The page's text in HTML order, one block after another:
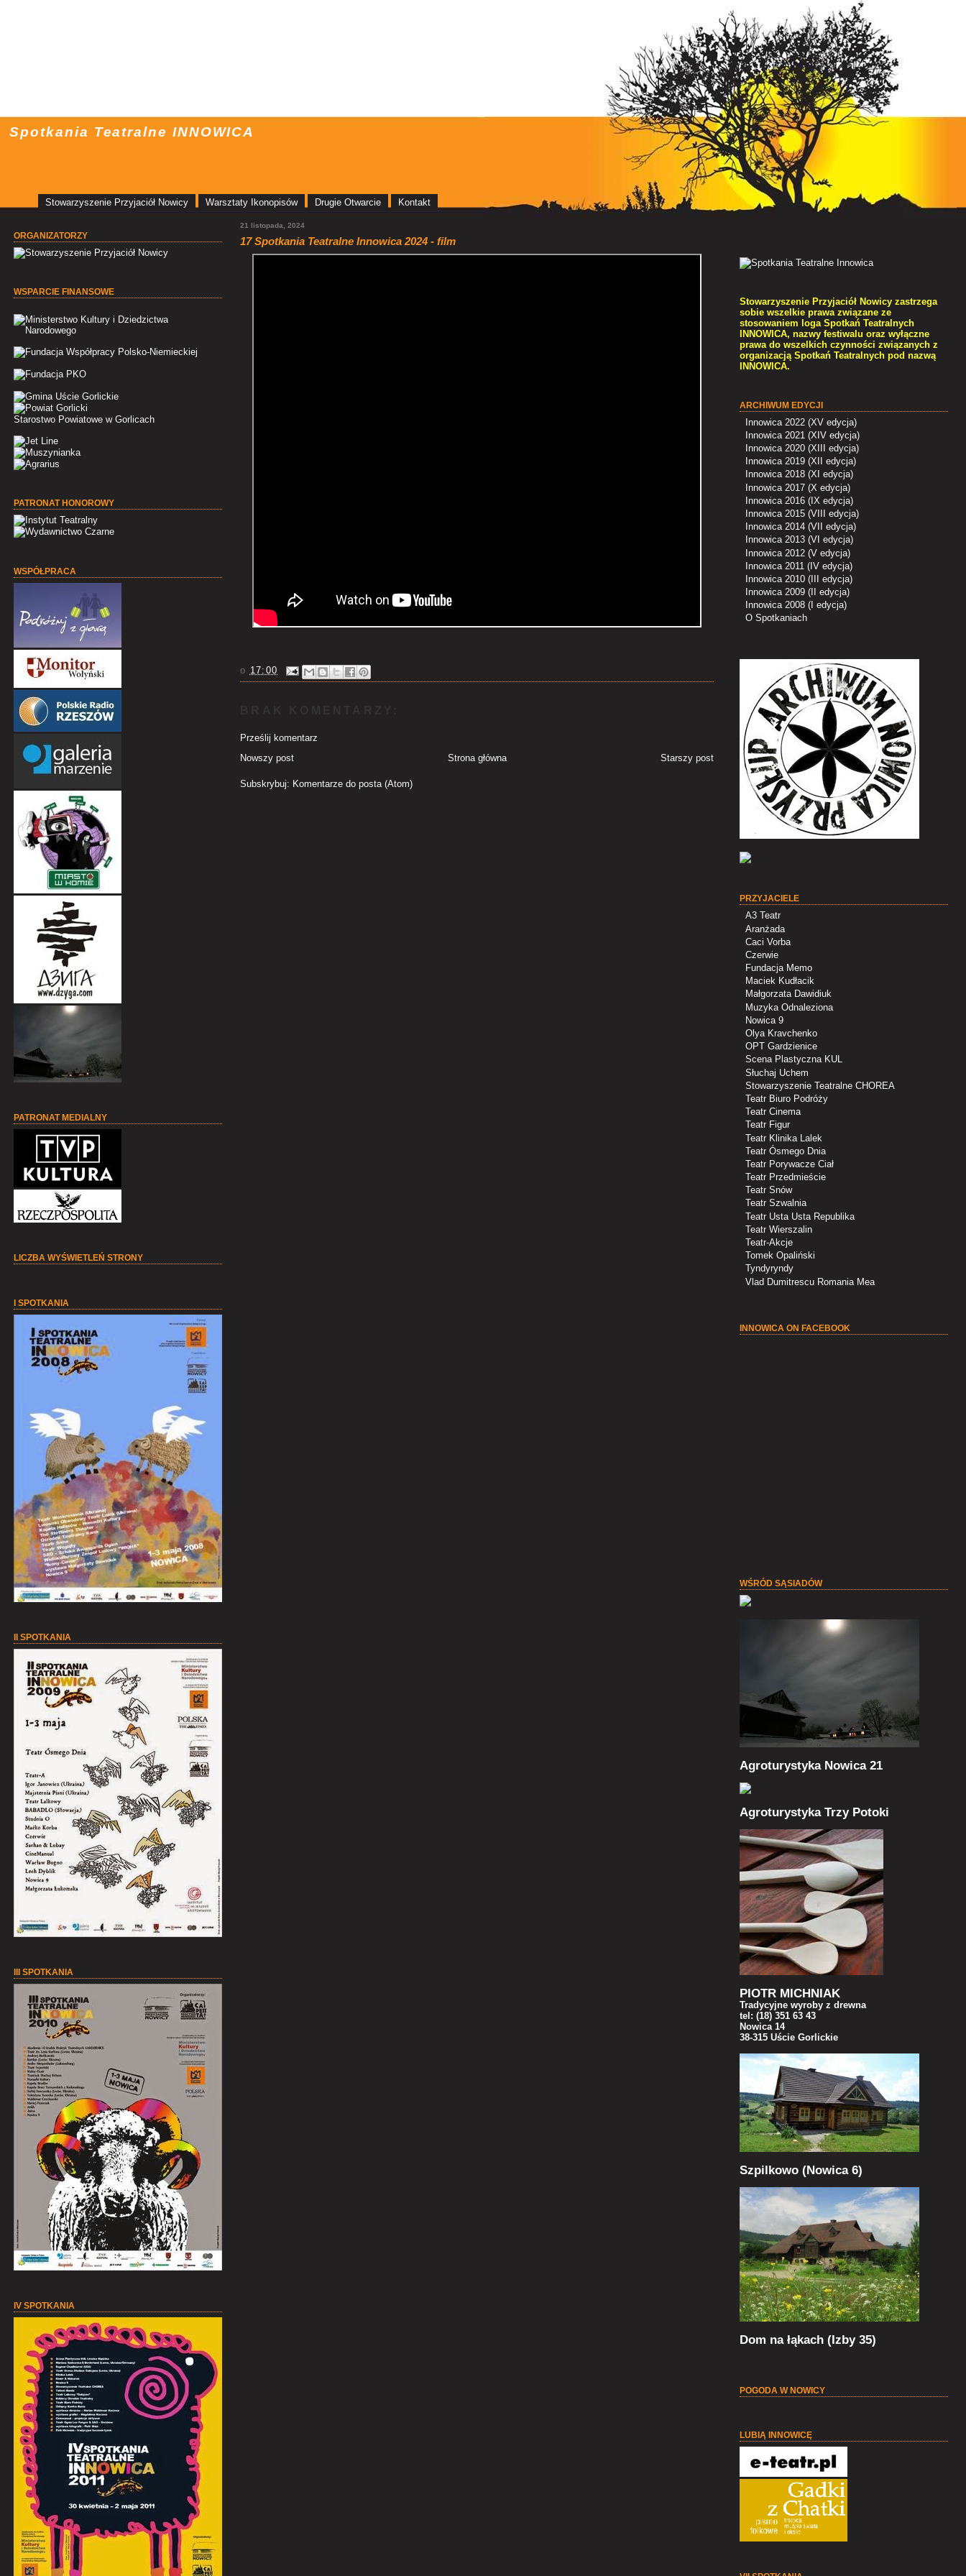
Spotkania Teatralne INNOWICA
Stowarzyszenie Przyjaciół Nowicy Warsztaty Ikonopisów Drugie Otwarcie Kontakt
ORGANIZATORZY
WSPARCIE FINANSOWE
Starostwo Powiatowe w Gorlicach
PATRONAT HONOROWY
WSPÓŁPRACA
PATRONAT MEDIALNY
LICZBA WYŚWIETLEŃ STRONY
I SPOTKANIA
II SPOTKANIA
III SPOTKANIA
IV SPOTKANIA
21 listopada, 2024
17 Spotkania Teatralne Innowica 2024 - film
o 17:00
Prześlij komentarz
Nowszy post
Starszy post
Strona główna
Subskrybuj: Komentarze do posta (Atom)
Stowarzyszenie Przyjaciół Nowicy zastrzega
sobie wszelkie prawa związane ze
stosowaniem loga Spotkań Teatralnych
INNOWICA, nazwy festiwalu oraz wyłączne
prawa do wszelkich czynności związanych z
organizacją Spotkań Teatralnych pod nazwą
INNOWICA.
ARCHIWUM EDYCJI
Innowica 2022 (XV edycja)
Innowica 2021 (XIV edycja)
Innowica 2020 (XIII edycja)
Innowica 2019 (XII edycja)
Innowica 2018 (XI edycja)
Innowica 2017 (X edycja)
Innowica 2016 (IX edycja)
Innowica 2015 (VIII edycja)
Innowica 2014 (VII edycja)
Innowica 2013 (VI edycja)
Innowica 2012 (V edycja)
Innowica 2011 (IV edycja)
Innowica 2010 (III edycja)
Innowica 2009 (II edycja)
Innowica 2008 (I edycja)
O Spotkaniach
PRZYJACIELE
A3 Teatr
Aranżada
Caci Vorba
Czerwie
Fundacja Memo
Maciek Kudłacik
Małgorzata Dawidiuk
Muzyka Odnaleziona
Nowica 9
Olya Kravchenko
OPT Gardzienice
Scena Plastyczna KUL
Słuchaj Uchem
Stowarzyszenie Teatralne CHOREA
Teatr Biuro Podróży
Teatr Cinema
Teatr Figur
Teatr Klinika Lalek
Teatr Ósmego Dnia
Teatr Porywacze Ciał
Teatr Przedmieście
Teatr Snów
Teatr Szwalnia
Teatr Usta Usta Republika
Teatr Wierszalin
Teatr-Akcje
Tomek Opaliński
Tyndyryndy
Vlad Dumitrescu Romania Mea
INNOWICA ON FACEBOOK
WŚRÓD SĄSIADÓW
Agroturystyka Nowica 21
Agroturystyka Trzy Potoki
PIOTR MICHNIAK
Tradycyjne wyroby z drewna
tel: (18) 351 63 43
Nowica 14
38-315 Uście Gorlickie
Szpilkowo (Nowica 6)
Dom na łąkach (Izby 35)
POGODA W NOWICY
LUBIĄ INNOWICĘ